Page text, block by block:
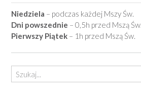
Niedziela – podczas każdej Mszy Św.
Dni powszednie – 0,5h przed Mszą Św.
Pierwszy Piątek – 1h przed Mszą Św.